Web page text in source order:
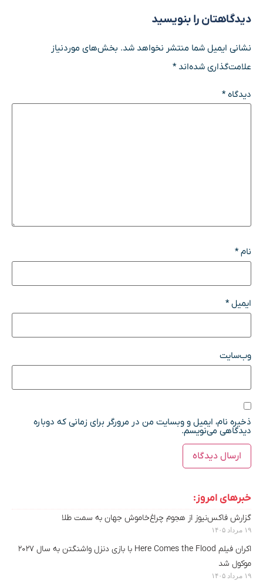
دیدگاهتان را بنویسید
نشانی ایمیل شما منتشر نخواهد شد. بخش‌های موردنیاز
علامت‌گذاری شده‌اند*
دیدگاه*
نام*
ایمیل*
وب‌سایت
ذخیره نام، ایمیل و وبسایت من در مرورگر برای زمانی که دوباره
دیدگاهی می‌نویسم.
خبرهای امروز:
گزارش فاکس‌نیوز از هجوم چراغ‌خاموش جهان به سمت طلا
۱۹ مرداد ۱۴۰۵
اکران فیلم Here Comes the Flood با بازی دنزل واشنگتن به سال ۲۰۲۷
موکول شد
۱۹ مرداد ۱۴۰۵